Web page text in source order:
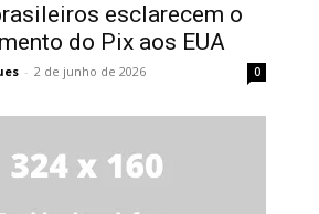
esclarecem o
do Pix aos EUA
- 2 de junho de 2026 0